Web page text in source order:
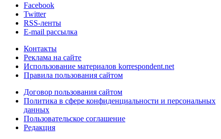
Facebook
Twitter
RSS-ленты
E-mail рассылка
Контакты
Реклама на сайте
Использование материалов korrespondent.net
Правила пользования сайтом
Договор пользования сайтом
Политика в сфере конфиденциальности и персональных
данных
Пользовательское соглашение
Редакция